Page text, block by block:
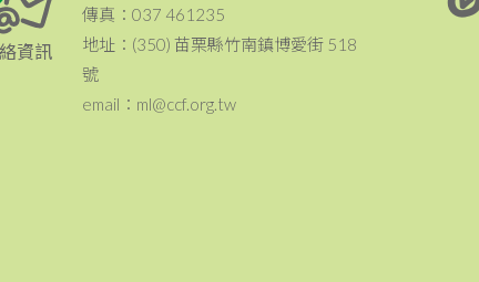
資訊
傳真：037 461235
地址：(350) 苗栗縣竹南鎮博愛街 518
號
email：ml@ccf.org.tw